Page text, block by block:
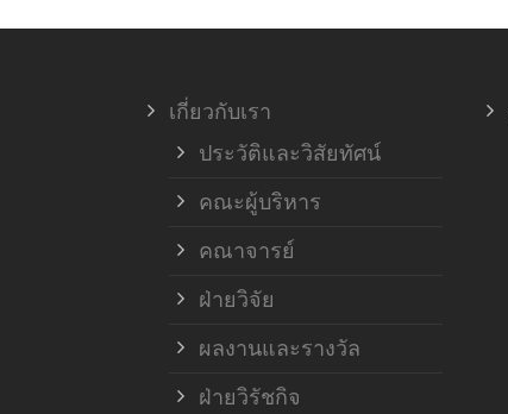
เกี่ยวกับเรา
ประวัติและวิสัยทัศน์
คณะผู้บริหาร
คณาจารย์
ฝ่ายวิจัย
ผลงานและรางวัล
ฝ่ายวิรัชกิจ